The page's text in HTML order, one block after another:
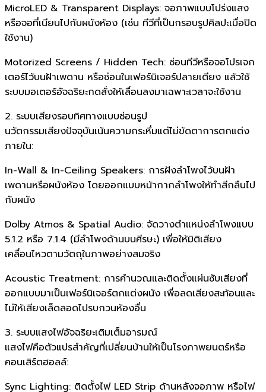
MicroLED & Transparent Displays: จอภาพแบบโปร่งแสง
หรือจอที่เนียนไปกับผนังห้อง (เช่น ทีวีที่เป็นกรอบรูปศิลปะเมื่อปิด
ใช้งาน)
Motorized Screens / Hidden Tech: ซ่อนทีวีหรือจอโปรเจก
เตอร์ไว้บนฝ้าเพดาน หรือซ่อนในเฟอร์นิเจอร์ปลายเตียง แล้วใช้
ระบบมอเตอร์อัจฉริยะกดสั่งให้เลื่อนลงมาเฉพาะเวลาจะใช้งาน
2. ระบบเสียงรอบทิศทางแบบซ่อนรูป
นวัตกรรมเสียงปัจจุบันเน้นความกระหึ่มแต่ไม่ขัดตาการตกแต่ง
ภายใน:
In-Wall & In-Ceiling Speakers: การฝังลำโพงไว้บนฝ้า
เพดานหรือผนังห้อง โดยออกแบบหน้ากากลำโพงให้ทำสีกลืนไป
กับผนัง
Dolby Atmos & Spatial Audio: จัดวางตำแหน่งลำโพงแบบ
5.1.2 หรือ 7.1.4 (มีลำโพงด้านบนศีรษะ) เพื่อให้มิติเสียง
เคลื่อนไหวตามวัตถุในภาพอย่างสมจริง
Acoustic Treatment: การคำนวณและติดตั้งแผ่นซับเสียงที่
ออกแบบมาเป็นเฟอร์นิเจอร์ตกแต่งผนัง เพื่อลดเสียงสะท้อนและ
ไม่ให้เสียงเล็ดลอดไปรบกวนห้องอื่น
3. ระบบแสงไฟอัจฉริยะเติมเต็มอารมณ์
แสงไฟคือตัวแปรสำคัญที่เปลี่ยนบ้านให้เป็นโรงภาพยนตร์หรือ
คอนเสิร์ตฮอลล์:
Sync Lighting: ติดตั้งไฟ LED Strip ด้านหลังจอภาพ หรือไฟ